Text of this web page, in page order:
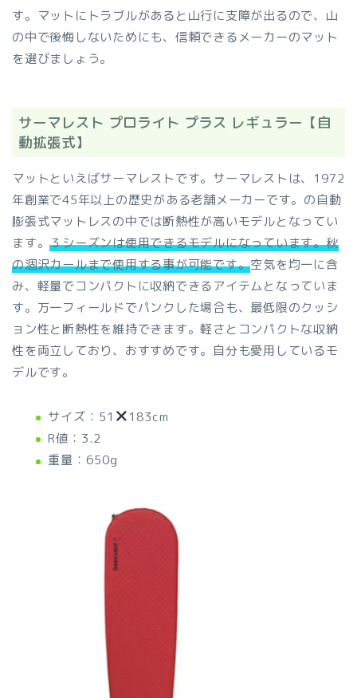
す。マットにトラブルがあると山行に支障が出るので、山
の中で後悔しないためにも、信頼できるメーカーのマット
を選びましょう。
サーマレスト プロライト プラス レギュラー【自
動拡張式】
マットといえばサーマレストです。サーマレストは、1972
年創業で45年以上の歴史がある老舗メーカーです。の自動
膨張式マットレスの中では断熱性が高いモデルとなってい
ます。３シーズンは使用できるモデルになっています。秋
の涸沢カールまで使用する事が可能です。空気を均一に含
み、軽量でコンパクトに収納できるアイテムとなっていま
す。万一フィールドでパンクした場合も、最低限のクッシ
ョン性と断熱性を維持できます。軽さとコンパクトな収納
性を両立しており、おすすめです。自分も愛用しているモ
デルです。
サイズ：51
183cm
R値：3.2
重量：650g